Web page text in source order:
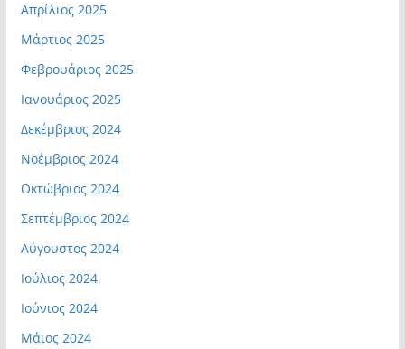
Απρίλιος 2025
Μάρτιος 2025
Φεβρουάριος 2025
Ιανουάριος 2025
Δεκέμβριος 2024
Νοέμβριος 2024
Οκτώβριος 2024
Σεπτέμβριος 2024
Αύγουστος 2024
Ιούλιος 2024
Ιούνιος 2024
Μάιος 2024